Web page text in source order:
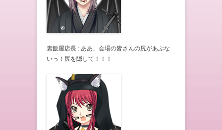
裏飯屋店長 : ああ、会場の皆さんの尻があぶな
いっ！尻を隠して！！！